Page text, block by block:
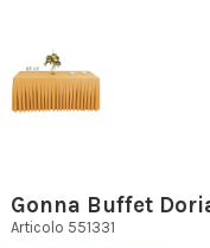
Gonna Buffet
Articolo 551331